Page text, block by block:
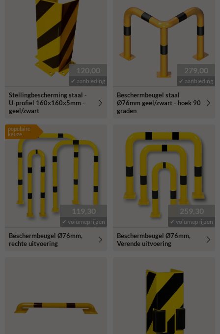
120,00
✔ aanbieding
Stellingbescherming staal -
U-profiel 160x160x5mm -
geel/zwart
279,00
✔ aanbieding
Beschermbeugel staal
Ø76mm geel/zwart - hoek 90
graden
populaire
keuze
119,30
✔ volumeprijzen
Beschermbeugel Ø76mm,
rechte uitvoering
259,30
✔ volumeprijzen
Beschermbeugel Ø76mm,
Verende uitvoering